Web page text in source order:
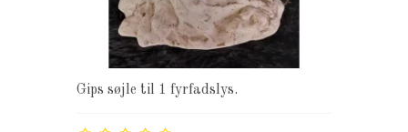
Gips søjle til 1 fyrfadslys.